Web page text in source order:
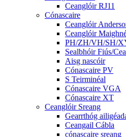
Ceanglóir RJ11
Cónascaire
Ceanglóir
Ceanglóir
PH/ZH/VH/SH/
Sealbhóir Fiús/
Aisg nascóir
Cónascaire PV
S Teirminéal
Cónascaire VGA
Cónascaire XT
Ceanglóir Sreang
Gearrthóg
Ceangail Cábla
cónascaire sreang